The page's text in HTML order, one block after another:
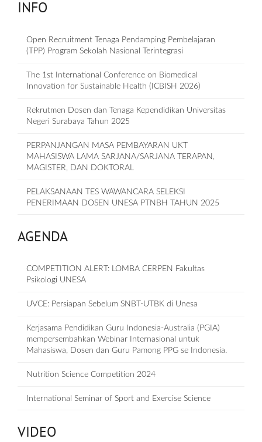
INFO
Open Recruitment Tenaga Pendamping Pembelajaran
(TPP) Program Sekolah Nasional Terintegrasi
The 1st International Conference on Biomedical
Innovation for Sustainable Health (ICBISH 2026)
Rekrutmen Dosen dan Tenaga Kependidikan Universitas
Negeri Surabaya Tahun 2025
PERPANJANGAN MASA PEMBAYARAN UKT
MAHASISWA LAMA SARJANA/SARJANA TERAPAN,
MAGISTER, DAN DOKTORAL
PELAKSANAAN TES WAWANCARA SELEKSI
PENERIMAAN DOSEN UNESA PTNBH TAHUN 2025
AGENDA
COMPETITION ALERT: LOMBA CERPEN Fakultas
Psikologi UNESA
UVCE: Persiapan Sebelum SNBT-UTBK di Unesa
Kerjasama Pendidikan Guru Indonesia-Australia (PGIA)
mempersembahkan Webinar Internasional untuk
Mahasiswa, Dosen dan Guru Pamong PPG se Indonesia.
Nutrition Science Competition 2024
International Seminar of Sport and Exercise Science
VIDEO